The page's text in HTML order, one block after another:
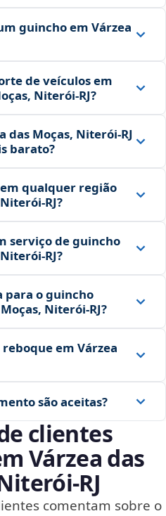
guincho em Várzea
de veículos em
Niterói‑RJ?
das Moças, Niterói‑RJ
barato?
qualquer região
serviço de guincho
para o guincho
Niterói‑RJ?
em Várzea
são aceitas?
clientes
Várzea das
comentam sobre o